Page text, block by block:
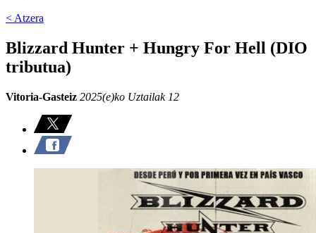
< Atzera
Blizzard Hunter + Hungry For Hell (DIO
tributua)
Vitoria-Gasteiz 2025(e)ko Uztailak 12